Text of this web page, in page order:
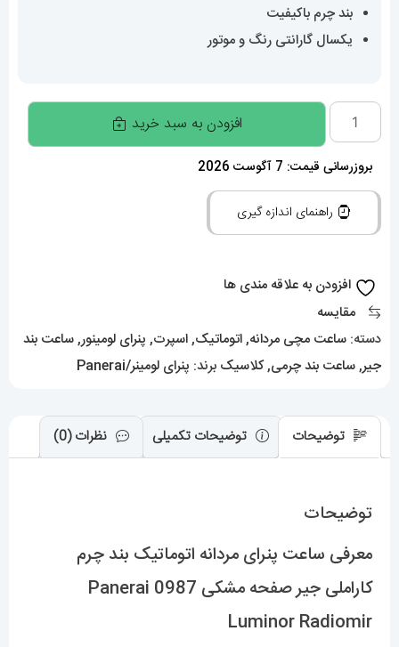
بند چرم باکیفیت
یکسال گارانتی رنگ و موتور
ساعت
پنرای
مردانه
اتوماتیک
کاراملی
جیر
0987
Luminor
Radiomir
افزودن به سبد خرید
بروزرسانی قیمت: 7 آگوست 2026
راهنمای اندازه گیری
افزودن به علاقه مندی ها
مقایسه
دسته: ساعت مچی مردانه,اتوماتیک,اسپرت, پنرای لومینور,ساعت بند
جیر,ساعت بند چرمی,کلاسیک برند: پنرای لومینر/Panerai
توضیحات توضیحات تکمیلی نظرات (0)
توضیحات
معرفی ساعت پنرای مردانه اتوماتیک بند چرم
کاراملی جیر صفحه مشکی 0987 Panerai
Luminor Radiomir